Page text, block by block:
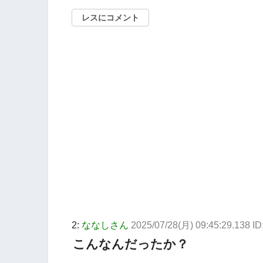
レスにコメント
2: ななしさん 2025/07/28(月) 09:45:29.138
こんなんだったか？